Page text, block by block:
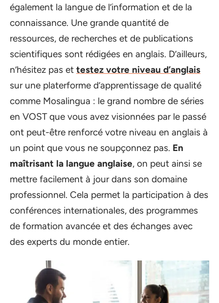
également la langue de l’information et de la
connaissance. Une grande quantité de
ressources, de recherches et de publications
scientifiques sont rédigées en anglais. D’ailleurs,
n’hésitez pas et testez votre niveau d’anglais
sur une platerforme d’apprentissage de qualité
comme Mosalingua : le grand nombre de séries
en VOST que vous avez visionnées par le passé
ont peut-être renforcé votre niveau en anglais à
un point que vous ne soupçonnez pas. En
maîtrisant la langue anglaise, on peut ainsi se
mettre facilement à jour dans son domaine
professionnel. Cela permet la participation à des
conférences internationales, des programmes
de formation avancée et des échanges avec
des experts du monde entier.